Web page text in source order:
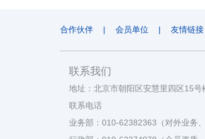
合作伙伴 | 会员单位 | 友情链接
联系我们
地址：北京市朝阳区安慧里四区15
联系电话
业务部：010-62382363（对外业务